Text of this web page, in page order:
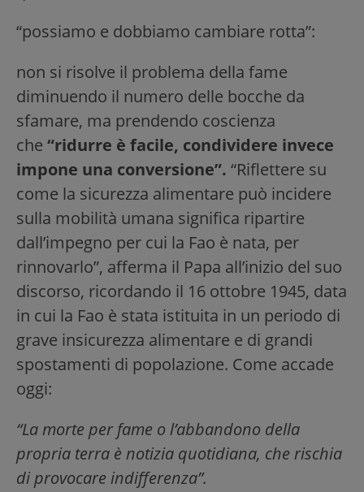
“possiamo e dobbiamo cambiare rotta”:
non si risolve il problema della fame
diminuendo il numero delle bocche da
sfamare, ma prendendo coscienza
che “ridurre è facile, condividere invece
impone una conversione”. “Riflettere su
come la sicurezza alimentare può incidere
sulla mobilità umana significa ripartire
dall’impegno per cui la Fao è nata, per
rinnovarlo”, afferma il Papa all’inizio del suo
discorso, ricordando il 16 ottobre 1945, data
in cui la Fao è stata istituita in un periodo di
grave insicurezza alimentare e di grandi
spostamenti di popolazione. Come accade
oggi:
“La morte per fame o l’abbandono della
propria terra è notizia quotidiana, che rischia
di provocare indifferenza”.